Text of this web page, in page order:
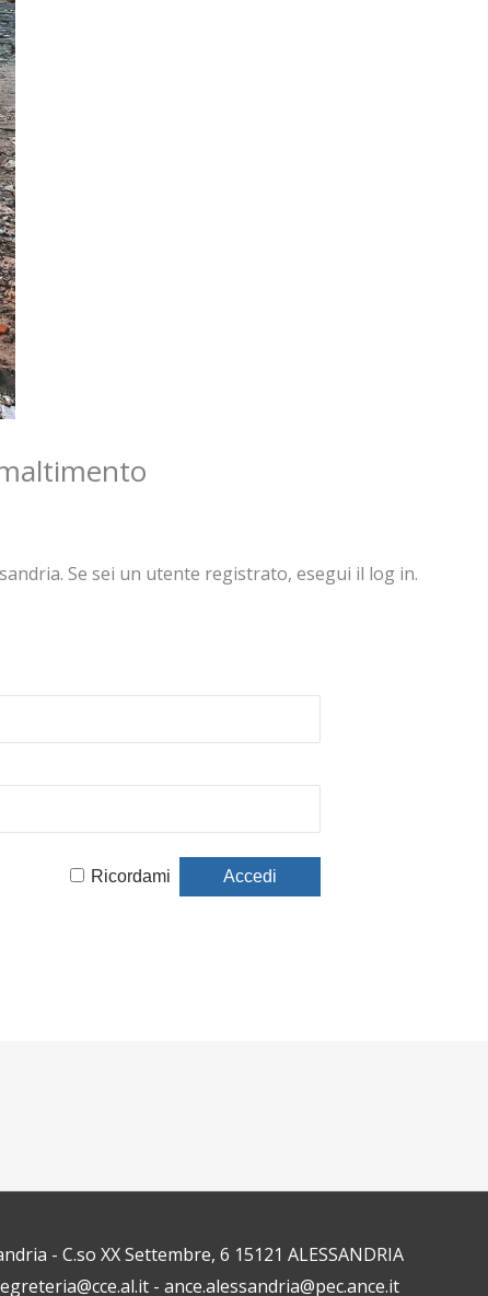
Se sei un utente registrato, esegui il log in.
Ricordami
- C.so XX Settembre, 6 15121 ALESSANDRIA
- ance.alessandria@pec.ance.it